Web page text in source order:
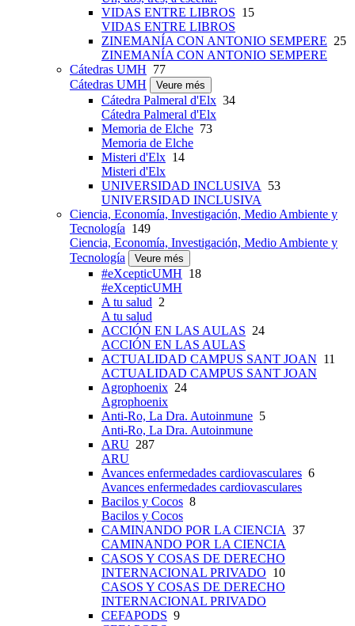
VIDAS ENTRE LIBROS 15
VIDAS ENTRE LIBROS
ZINEMANÍA CON ANTONIO SEMPERE 25
ZINEMANÍA CON ANTONIO SEMPERE
Cátedras UMH 77
Cátedras UMH
Veure més
Cátedra Palmeral d'Elx 34
Cátedra Palmeral d'Elx
Memoria de Elche 73
Memoria de Elche
Misteri d'Elx 14
Misteri d'Elx
UNIVERSIDAD INCLUSIVA
53
UNIVERSIDAD INCLUSIVA
Ciencia, Economía, Investigación, Medio Ambiente y
Tecnología 149
Ciencia, Economía, Investigación, Medio Ambiente y
Tecnología
Veure més
#eXcepticUMH 18
#eXcepticUMH
A tu salud 2
A tu salud
ACCIÓN EN LAS AULAS 24
ACCIÓN EN LAS AULAS
ACTUALIDAD CAMPUS SANT JOAN 11
ACTUALIDAD CAMPUS SANT JOAN
Agrophoenix 24
Agrophoenix
Anti-Ro, La Dra. Autoinmune 5
Anti-Ro, La Dra. Autoinmune
ARU 287
ARU
Avances enfermedades cardiovasculares 6
Avances enfermedades cardiovasculares
Bacilos y Cocos 8
Bacilos y Cocos
CAMINANDO POR LA CIENCIA 37
CAMINANDO POR LA CIENCIA
CASOS Y COSAS DE DERECHO
INTERNACIONAL PRIVADO 10
CASOS Y COSAS DE DERECHO
INTERNACIONAL PRIVADO
CEFAPODS 9